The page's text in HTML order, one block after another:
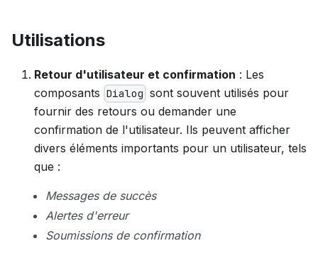
Utilisations
Retour d'utilisateur et confirmation : Les
composants Dialog sont souvent utilisés pour
fournir des retours ou demander une
confirmation de l'utilisateur. Ils peuvent afficher
divers éléments importants pour un utilisateur, tels
que :
Messages de succès
Alertes d'erreur
Soumissions de confirmation